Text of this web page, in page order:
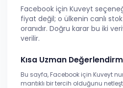
Facebook için Kuveyt
fiyat değil; o ülkenin canlı
oranıdır. Doğru karar bu iki
verilir.
Kısa Uzman
Bu sayfa, Facebook için Kuveyt
mantıklı bir tercih olduğunu